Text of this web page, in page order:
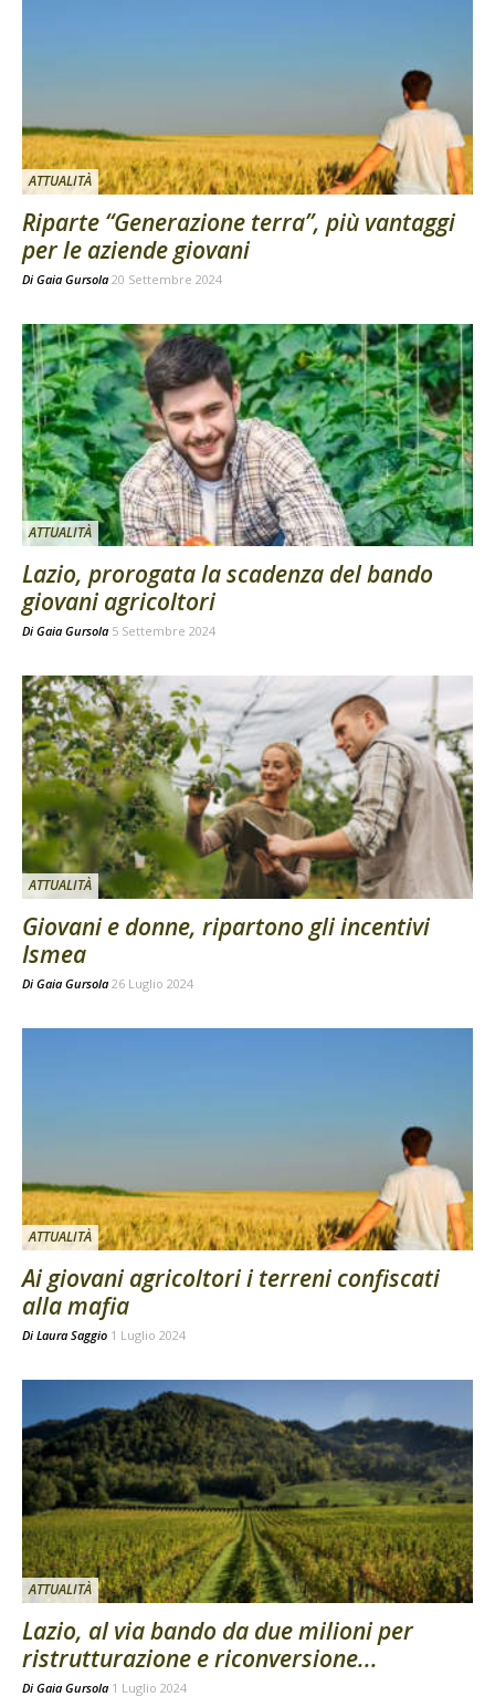
ATTUALITÀ
Riparte “Generazione terra”, più vantaggi
per le aziende giovani
Di Gaia Gursola 20 Settembre 2024
ATTUALITÀ
Lazio, prorogata la scadenza del bando
giovani agricoltori
Di Gaia Gursola 5 Settembre 2024
ATTUALITÀ
Giovani e donne, ripartono gli incentivi
Ismea
Di Gaia Gursola 26 Luglio 2024
ATTUALITÀ
Ai giovani agricoltori i terreni confiscati
alla mafia
Di Laura Saggio 1 Luglio 2024
ATTUALITÀ
Lazio, al via bando da due milioni per
ristrutturazione e riconversione...
Di Gaia Gursola 1 Luglio 2024